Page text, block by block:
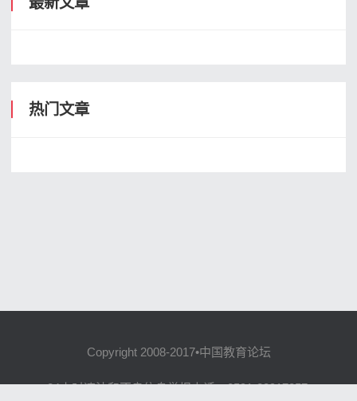
热门文章
Copyright 2008-2017•中国教育论坛
24小时违法和不良信息举报电话：0591-88917857